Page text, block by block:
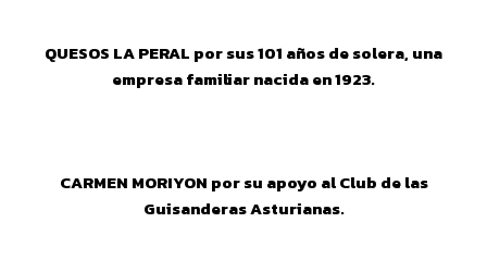
QUESOS LA PERAL por sus 101 años de solera, una
empresa familiar nacida en 1923.
CARMEN MORIYON por su apoyo al Club de las
Guisanderas Asturianas.